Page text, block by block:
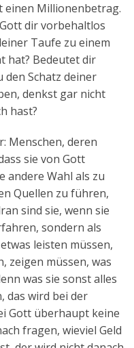
einen Millionenbetrag.
dir vorbehaltlos
Taufe zu einem
hat? Bedeutet dir
den Schatz deiner
denkst gar nicht
hast?
Menschen, deren
sie von Gott
andere Wahl als zu
Quellen zu führen,
sind sie, wenn sie
sondern als
leisten müssen,
zeigen müssen, was
was sie sonst alles
das wird bei der
Gott überhaupt keine
fragen, wieviel Geld